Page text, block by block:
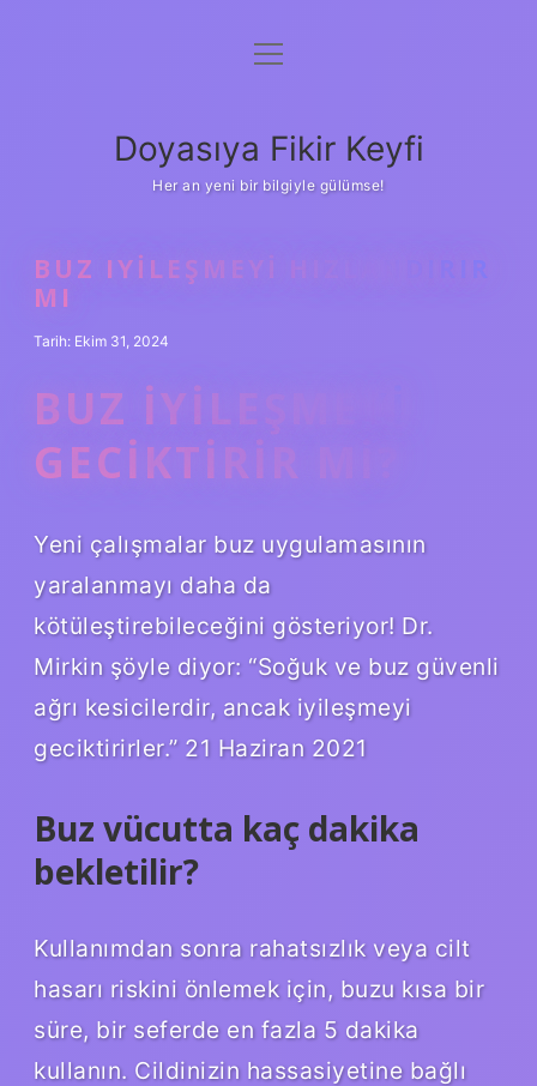
Anasayfa
Yasal Uyarı
menüyü
Doyasıya Fikir Keyfi
Her an yeni bir bilgiyle gülümse!
BUZ IYILEŞMEYI HIZLANDIRIR
MI
Tarih: Ekim 31, 2024
BUZ IYILEŞMEYI
GECIKTIRIR MI?
Yeni çalışmalar buz uygulamasının
yaralanmayı daha da
kötüleştirebileceğini gösteriyor! Dr.
Mirkin şöyle diyor: “Soğuk ve buz güvenli
ağrı kesicilerdir, ancak iyileşmeyi
geciktirirler.” 21 Haziran 2021
Buz vücutta kaç dakika
bekletilir?
Kullanımdan sonra rahatsızlık veya cilt
hasarı riskini önlemek için, buzu kısa bir
süre, bir seferde en fazla 5 dakika
kullanın. Cildinizin hassasiyetine bağlı